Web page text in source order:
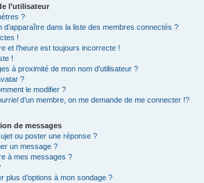
l’utilisateur
?
d’apparaître dans la liste des membres connectés ?
!
et l’heure est toujours incorrecte !
!
à proximité de mon nom d’utilisateur ?
?
le modifier ?
d’un membre, on me demande de me connecter !?
de messages
ou poster une réponse ?
un message ?
à mes messages ?
plus d’options à mon sondage ?